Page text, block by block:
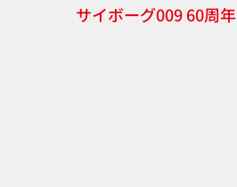
サイボーグ009 60周年